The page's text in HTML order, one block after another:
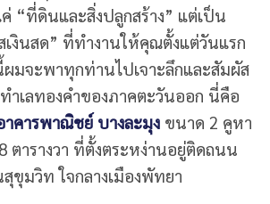
“ที่ดินและสิ่งปลูกสร้าง” แต่เป็น
เงินสด” ที่ทำงานให้คุณตั้งแต่วันแรก
มจะพาทุกท่านไปเจาะลึกและสัมผัส
เลทองคำของภาคตะวันออก นี่คือ
าคารพาณิชย์ บางละมุง ขนาด 2 คูหา
ารางวา ที่ตั้งตระหง่านอยู่ติดถนน
ขุมวิท ใจกลางเมืองพัทยา